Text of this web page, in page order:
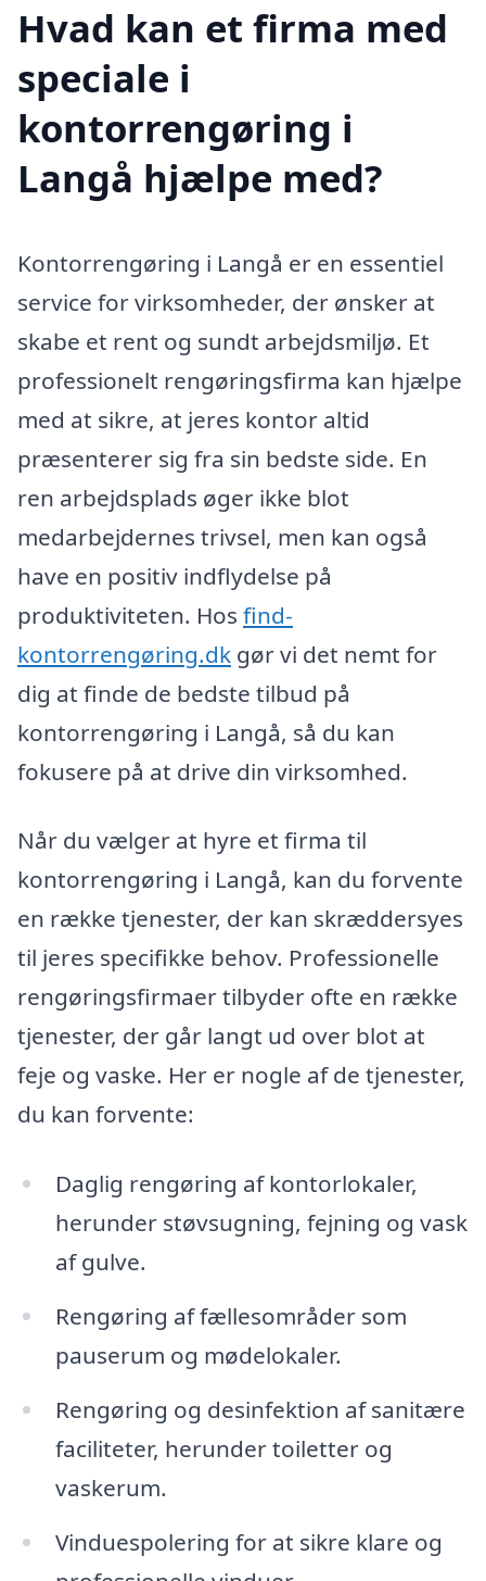
Hvad kan et firma med
speciale i
kontorrengøring i
Langå hjælpe med?
Kontorrengøring i Langå er en essentiel
service for virksomheder, der ønsker at
skabe et rent og sundt arbejdsmiljø. Et
professionelt rengøringsfirma kan hjælpe
med at sikre, at jeres kontor altid
præsenterer sig fra sin bedste side. En
ren arbejdsplads øger ikke blot
medarbejdernes trivsel, men kan også
have en positiv indflydelse på
produktiviteten. Hos find-
kontorrengøring.dk gør vi det nemt for
dig at finde de bedste tilbud på
kontorrengøring i Langå, så du kan
fokusere på at drive din virksomhed.
Når du vælger at hyre et firma til
kontorrengøring i Langå, kan du forvente
en række tjenester, der kan skræddersyes
til jeres specifikke behov. Professionelle
rengøringsfirmaer tilbyder ofte en række
tjenester, der går langt ud over blot at
feje og vaske. Her er nogle af de tjenester,
du kan forvente:
Daglig rengøring af kontorlokaler,
herunder støvsugning, fejning og vask
af gulve.
Rengøring af fællesområder som
pauserum og mødelokaler.
Rengøring og desinfektion af sanitære
faciliteter, herunder toiletter og
vaskerum.
Vinduespolering for at sikre klare og